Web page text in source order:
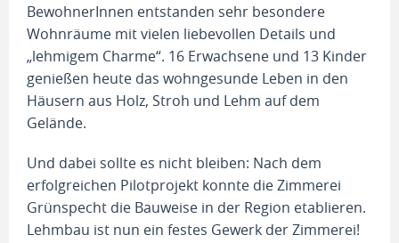
BewohnerInnen entstanden sehr besondere
Wohnräume mit vielen liebevollen Details und
„lehmigem Charme“. 16 Erwachsene und 13 Kinder
genießen heute das wohngesunde Leben in den
Häusern aus Holz, Stroh und Lehm auf dem
Gelände.
Und dabei sollte es nicht bleiben: Nach dem
erfolgreichen Pilotprojekt konnte die Zimmerei
Grünspecht die Bauweise in der Region etablieren.
Lehmbau ist nun ein festes Gewerk der Zimmerei!